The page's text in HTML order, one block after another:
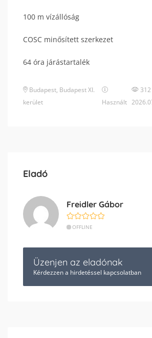
100 m vízállóság
COSC minősített szerkezet
64 óra járástartalék
Budapest, Budapest XI.
kerület
Használt
Eladó
Freidler Gábor
OFFLINE
Üzenjen az eladónak
Kérdezzen a hirdetéssel kapcsolatban